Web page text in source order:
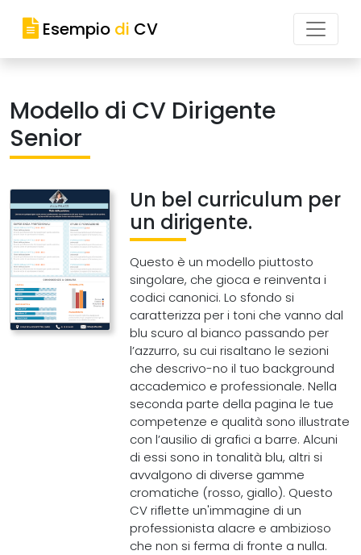
Esempio di CV
Modello di CV Dirigente
Senior
Un bel curriculum per
un dirigente.
Questo è un modello piuttosto
singolare, che gioca e reinventa i
codici canonici. Lo sfondo si
caratterizza per i toni che vanno dal
blu scuro al bianco passando per
l’azzurro, su cui risaltano le sezioni
che descrivo-no il tuo background
accademico e professionale. Nella
seconda parte della pagina le tue
competenze e qualità sono illustrate
con l’ausilio di grafici a barre. Alcuni
di essi sono in tonalità blu, altri si
avvalgono di diverse gamme
cromatiche (rosso, giallo). Questo
CV riflette un'immagine di un
professionista alacre e ambizioso
che non si ferma di fronte a nulla.